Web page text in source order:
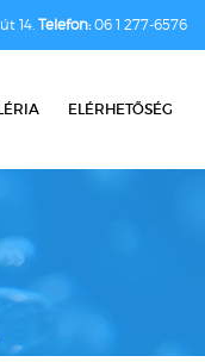
14.Telefon:06 1 277-6576
ELÉRHETŐSÉG